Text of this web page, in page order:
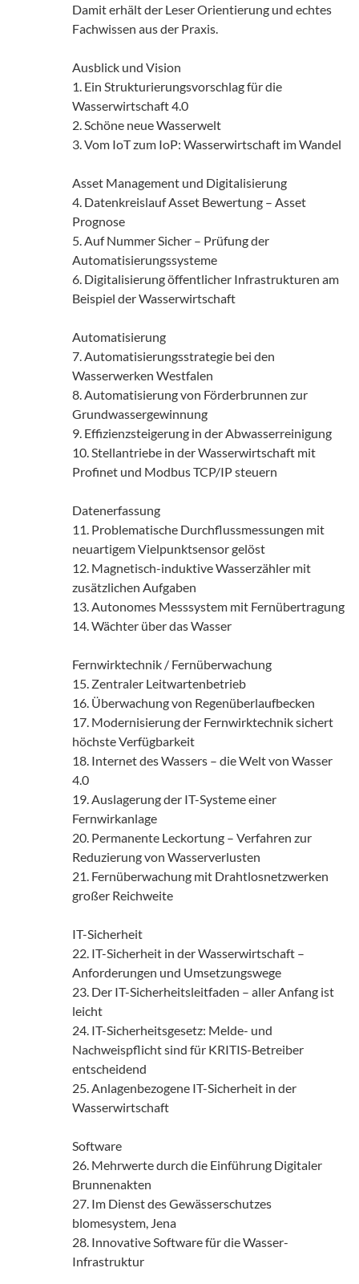
Damit erhält der Leser Orientierung und echtes
Fachwissen aus der Praxis.
Ausblick und Vision
1. Ein Strukturierungsvorschlag für die
Wasserwirtschaft 4.0
2. Schöne neue Wasserwelt
3. Vom IoT zum IoP: Wasserwirtschaft im Wandel
Asset Management und Digitalisierung
4. Datenkreislauf Asset Bewertung – Asset
Prognose
5. Auf Nummer Sicher – Prüfung der
Automatisierungssysteme
6. Digitalisierung öffentlicher Infrastrukturen am
Beispiel der Wasserwirtschaft
Automatisierung
7. Automatisierungsstrategie bei den
Wasserwerken Westfalen
8. Automatisierung von Förderbrunnen zur
Grundwassergewinnung
9. Effizienzsteigerung in der Abwasserreinigung
10. Stellantriebe in der Wasserwirtschaft mit
Profinet und Modbus TCP/IP steuern
Datenerfassung
11. Problematische Durchflussmessungen mit
neuartigem Vielpunktsensor gelöst
12. Magnetisch-induktive Wasserzähler mit
zusätzlichen Aufgaben
13. Autonomes Messsystem mit Fernübertragung
14. Wächter über das Wasser
Fernwirktechnik / Fernüberwachung
15. Zentraler Leitwartenbetrieb
16. Überwachung von Regenüberlaufbecken
17. Modernisierung der Fernwirktechnik sichert
höchste Verfügbarkeit
18. Internet des Wassers – die Welt von Wasser
4.0
19. Auslagerung der IT-Systeme einer
Fernwirkanlage
20. Permanente Leckortung – Verfahren zur
Reduzierung von Wasserverlusten
21. Fernüberwachung mit Drahtlosnetzwerken
großer Reichweite
IT-Sicherheit
22. IT-Sicherheit in der Wasserwirtschaft –
Anforderungen und Umsetzungswege
23. Der IT-Sicherheitsleitfaden – aller Anfang ist
leicht
24. IT-Sicherheitsgesetz: Melde- und
Nachweispflicht sind für KRITIS-Betreiber
entscheidend
25. Anlagenbezogene IT-Sicherheit in der
Wasserwirtschaft
Software
26. Mehrwerte durch die Einführung Digitaler
Brunnenakten
27. Im Dienst des Gewässerschutzes
blomesystem, Jena
28. Innovative Software für die Wasser-
Infrastruktur